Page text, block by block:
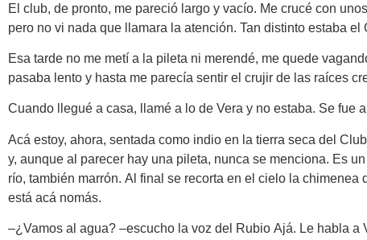
El club, de pronto, me pareció largo y vacío. Me crucé con
pero no vi nada que llamara la atención. Tan distinto estaba
Esa tarde no me metí a la pileta ni merendé, me quede
pasaba lento y hasta me parecía sentir el crujir de las raíces
Cuando llegué a casa, llamé a lo de Vera y no estaba. Se fue
Acá estoy, ahora, sentada como indio en la tierra seca del
y, aunque al parecer hay una pileta, nunca se menciona. Es
río, también marrón. Al final se recorta en el cielo la
está acá nomás.
–¿Vamos al agua? –escucho la voz del Rubio Ajá. Le habla